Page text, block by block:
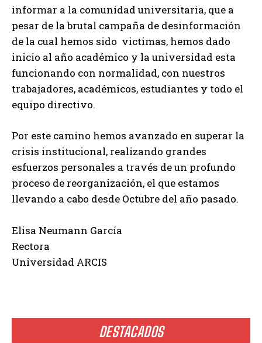
DESTACADOS
informar a la comunidad universitaria, que a
pesar de la brutal campaña de desinformación
de la cual hemos sido victimas, hemos dado
inicio al año académico y la universidad esta
funcionando con normalidad, con nuestros
trabajadores, académicos, estudiantes y todo el
equipo directivo.
Por este camino hemos avanzado en superar la
crisis institucional, realizando grandes
esfuerzos personales a través de un profundo
proceso de reorganización, el que estamos
llevando a cabo desde Octubre del año pasado.
Elisa Neumann García
Rectora
Universidad ARCIS